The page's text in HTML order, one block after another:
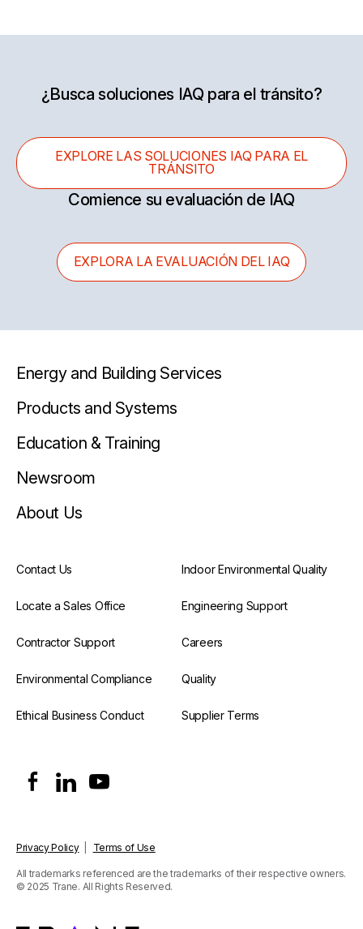
¿Busca soluciones IAQ para el tránsito?
EXPLORE LAS SOLUCIONES IAQ PARA EL
TRÁNSITO
Comience su evaluación de IAQ
EXPLORA LA EVALUACIÓN DEL IAQ
Energy and Building Services
Products and Systems
Education & Training
Newsroom
About Us
Contact Us Indoor Environmental Quality
Locate a Sales Office Engineering Support
Contractor Support Careers
Environmental Compliance Quality
Ethical Business Conduct Supplier Terms
Privacy Policy| Terms of Use
All trademarks referenced are the trademarks of their respective owners.
© 2025 Trane. All Rights Reserved.